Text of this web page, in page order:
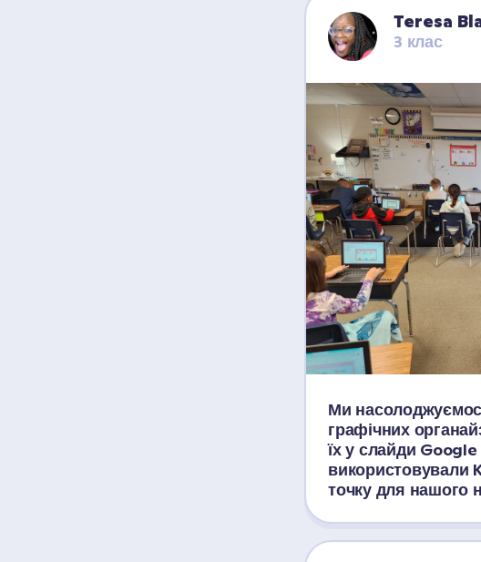
Teresa
3 клас
Ми
графічних
їх у слайди
використовували
точку для нашого